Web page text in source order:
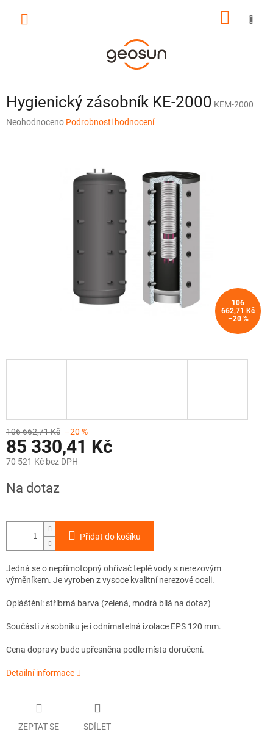
obsah
Hygienický zásobník KE-2000 KEM-2000
Průměrné
Neohodnoceno Podrobnosti hodnocení
106
662,71 Kč
–20 %
106 662,71 Kč –20 %
85 330,41 Kč
70 521 Kč bez DPH
cena:
Na dotaz
Přidat do košíku
Jedná se o nepřímotopný ohřívač teplé vody s nerezovým
výměníkem. Je vyroben z vysoce kvalitní nerezové oceli.
Opláštění: stříbrná barva (zelená, modrá bílá na dotaz)
Součástí zásobníku je i odnímatelná izolace EPS 120 mm.
Cena dopravy bude upřesněna podle místa doručení.
Detailní informace
ZEPTAT SE SDÍLET